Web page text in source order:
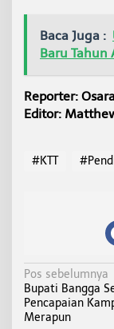
Baca Juga :
Baru Tahun
Reporter:
Editor:
#KTT
N
a
v
Pos sebelumnya
Bupati Bangga
Pencapaian
Merapun